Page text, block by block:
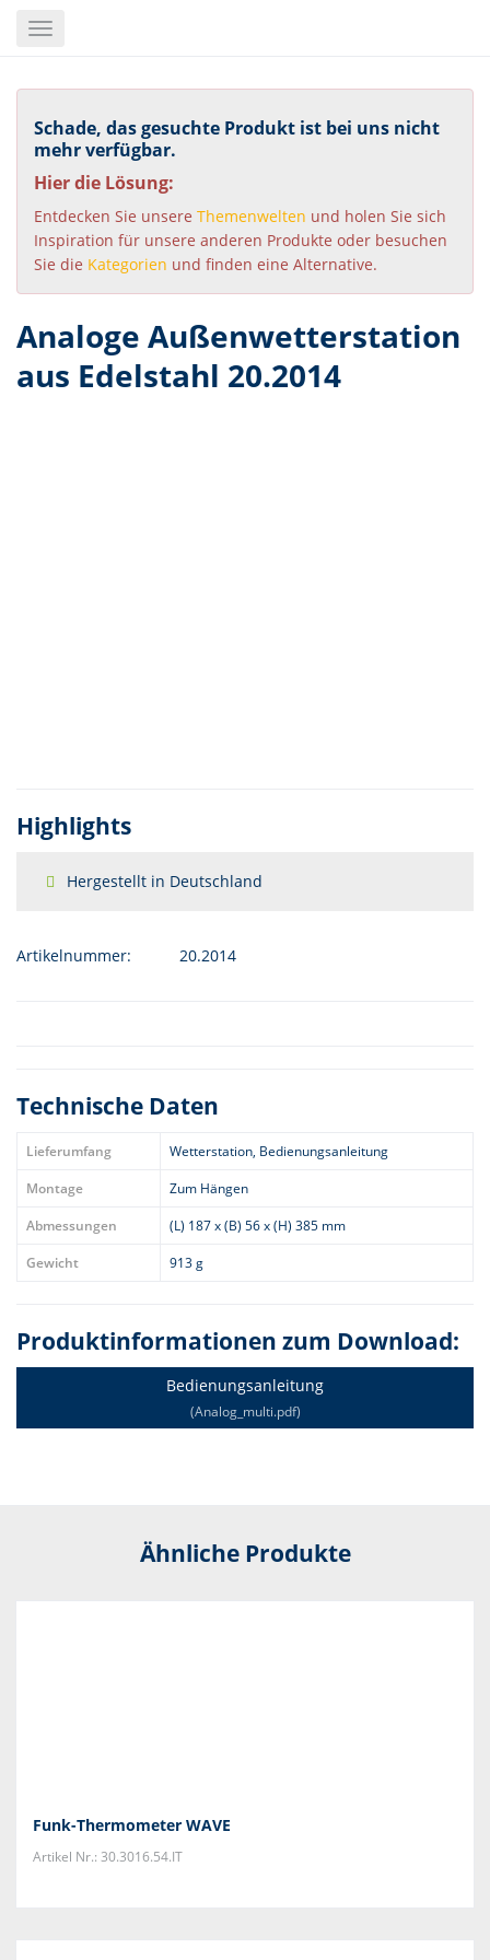
content
Toggle
Schade, das gesuchte Produkt ist bei uns nicht
mehr verfügbar.
Hier die Lösung:
Entdecken Sie unsere Themenwelten und holen Sie sich
Inspiration für unsere anderen Produkte oder besuchen
Sie die Kategorien und finden eine Alternative.
Analoge Außenwetterstation
aus Edelstahl 20.2014
Highlights
Hergestellt in Deutschland
Artikelnummer: 20.2014
Technische Daten
Lieferumfang
Wetterstation, Bedienungsanleitung
Montage
Zum Hängen
Abmessungen
(L) 187 x (B) 56 x (H) 385 mm
Gewicht
913 g
Produktinformationen zum Download:
Bedienungsanleitung
(Analog_multi.pdf)
Ähnliche Produkte
Funk-Thermometer WAVE
Artikel Nr.: 30.3016.54.IT